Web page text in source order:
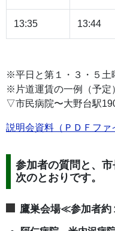
13:35 13:44
※平日と第１・３・５土
※片道運賃の一例（予定
▽市民病院〜大野台駅
説明会資料（ＰＤＦファ
参加者の質問と、
次のとおりです。
鷹巣会場≪参加者